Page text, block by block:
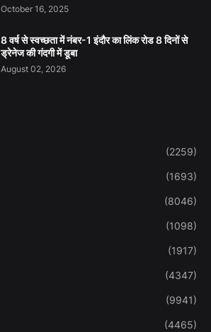
October 16, 2025
8 वर्ष से स्वच्छता में नंबर-1 इंदौर का लिंक रोड 8 दिनों से
ड्रेनेज की गंदगी में डूबा
August 02, 2026
(2259)
(1693)
(8046)
(1098)
(1917)
(4347)
(9941)
(4465)